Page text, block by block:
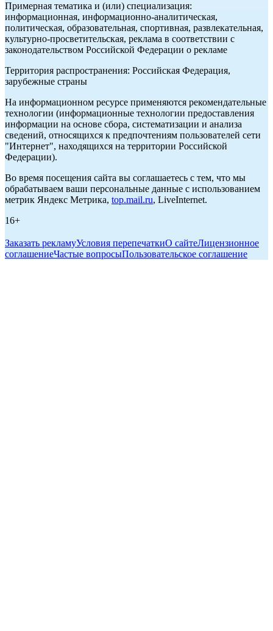
Примерная тематика и (или) специализация:
информационная, информационно-аналитическая,
политическая, образовательная, спортивная, развлекательная,
культурно-просветительская, реклама в соответствии с
законодательством Российской Федерации о рекламе
Территория распространения: Российская Федерация,
зарубежные страны
На информационном ресурсе применяются рекомендательные
технологии (информационные технологии предоставления
информации на основе сбора, систематизации и анализа
сведений, относящихся к предпочтениям пользователей сети
"Интернет", находящихся на территории Российской
Федерации).
Во время посещения сайта вы соглашаетесь с тем, что мы
обрабатываем ваши персональные данные с использованием
метрик Яндекс Метрика, top.mail.ru, LiveInternet.
16+
Заказать рекламуУсловия перепечаткиО сайтеЛицензионное
соглашениеЧастые вопросыПользовательское соглашение